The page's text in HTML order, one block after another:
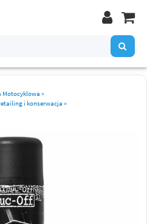
Motocyklowa »
i konserwacja »